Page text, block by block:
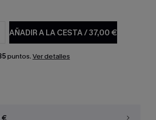
AÑADIR A LA CESTA/37,00 €
puntos. Ver detalles
€